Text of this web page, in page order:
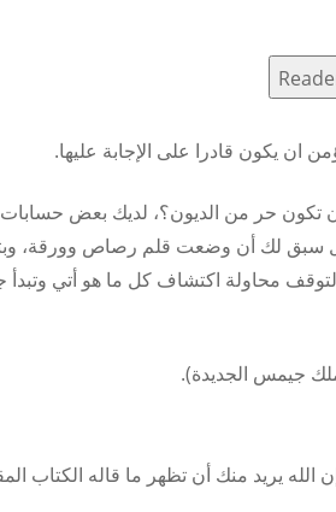
يكون قادرا على الإجابة عليها.
تكون حر من الديون؟، لديك بعض حسابات
لك أن وضعت قلم رصاص وورقة،
محاولة اكتشاف كل ما هو أتي وتبدأ
جيمس الجديدة).
يريد منك أن تظهر ما قاله الكتاب